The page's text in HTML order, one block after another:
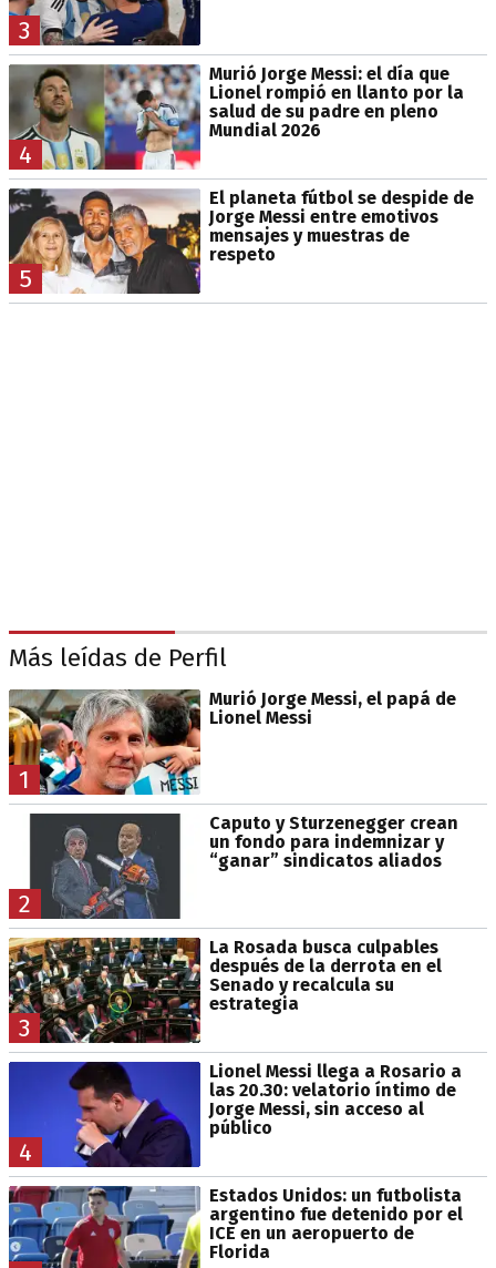
3
4
Murió Jorge Messi: el día que
Lionel rompió en llanto por la
salud de su padre en pleno
Mundial 2026
5
El planeta fútbol se despide de
Jorge Messi entre emotivos
mensajes y muestras de
respeto
Más leídas de Perfil
1
Murió Jorge Messi, el papá de
Lionel Messi
2
Caputo y Sturzenegger crean
un fondo para indemnizar y
“ganar” sindicatos aliados
3
La Rosada busca culpables
después de la derrota en el
Senado y recalcula su
estrategia
4
Lionel Messi llega a Rosario a
las 20.30: velatorio íntimo de
Jorge Messi, sin acceso al
público
Estados Unidos: un futbolista
argentino fue detenido por el
ICE en un aeropuerto de
Florida